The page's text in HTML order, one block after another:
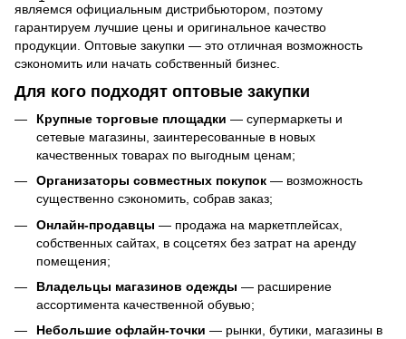
являемся официальным дистрибьютором, поэтому
гарантируем лучшие цены и оригинальное качество
продукции. Оптовые закупки — это отличная возможность
сэкономить или начать собственный бизнес.
Для кого подходят оптовые закупки
Крупные торговые площадки — супермаркеты и
сетевые магазины, заинтересованные в новых
качественных товарах по выгодным ценам;
Организаторы совместных покупок — возможность
существенно сэкономить, собрав заказ;
Онлайн-продавцы — продажа на маркетплейсах,
собственных сайтах, в соцсетях без затрат на аренду
помещения;
Владельцы магазинов одежды — расширение
ассортимента качественной обувью;
Небольшие офлайн-точки — рынки, бутики, магазины в